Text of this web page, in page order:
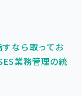
なら取ってお
業務管理の統